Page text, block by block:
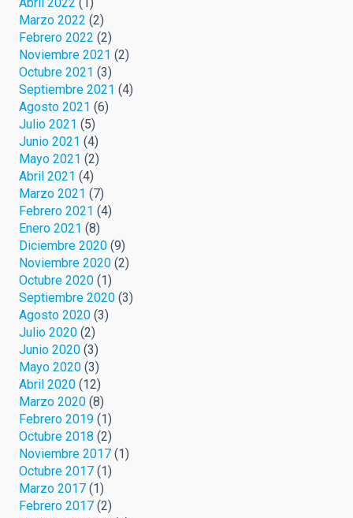
Marzo 2022 (2)
Febrero 2022 (2)
Noviembre 2021 (2)
Octubre 2021 (3)
Septiembre 2021 (4)
Agosto 2021 (6)
Julio 2021 (5)
Junio 2021 (4)
Mayo 2021 (2)
Abril 2021 (4)
Marzo 2021 (7)
Febrero 2021 (4)
Enero 2021 (8)
Diciembre 2020 (9)
Noviembre 2020 (2)
Octubre 2020 (1)
Septiembre 2020 (3)
Agosto 2020 (3)
Julio 2020 (2)
Junio 2020 (3)
Mayo 2020 (3)
Abril 2020 (12)
Marzo 2020 (8)
Febrero 2019 (1)
Octubre 2018 (2)
Noviembre 2017 (1)
Octubre 2017 (1)
Marzo 2017 (1)
Febrero 2017 (2)